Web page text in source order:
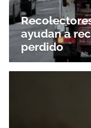
ayudan a
perdido